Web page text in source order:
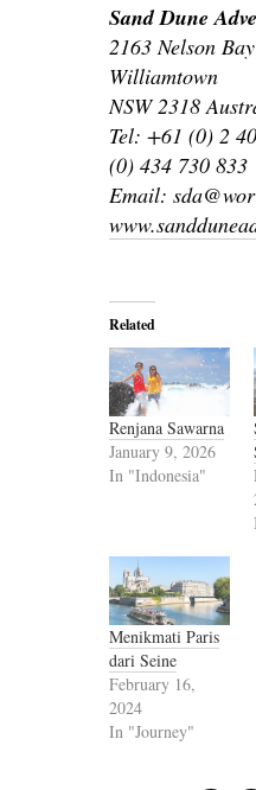
Sand Dune
2163 Nelson
Williamtown
NSW 2318
Tel: +61 (0) 2
(0) 434 730 833
Email:
Related
Renjana Sawarna
January 9, 2026
In "Indonesia"
Menikmati Paris
dari Seine
February 16,
2024
In "Journey"